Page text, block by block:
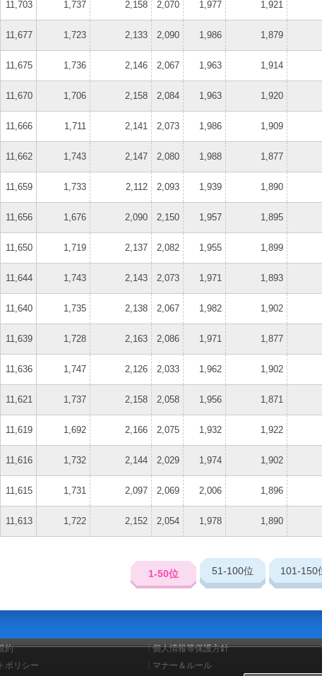
11,703 1,737 2,158 2,070 1,977 1,921
11,677 1,723 2,133 2,090 1,986 1,879
11,675 1,736 2,146 2,067 1,963 1,914
11,670 1,706 2,158 2,084 1,963 1,920
11,666 1,711 2,141 2,073 1,986 1,909
11,662 1,743 2,147 2,080 1,988 1,877
11,659 1,733 2,112 2,093 1,939 1,890
11,656 1,676 2,090 2,150 1,957 1,895
11,650 1,719 2,137 2,082 1,955 1,899
11,644 1,743 2,143 2,073 1,971 1,893
11,640 1,735 2,138 2,067 1,982 1,902
11,639 1,728 2,163 2,086 1,971 1,877
11,636 1,747 2,126 2,033 1,962 1,902
11,621 1,737 2,158 2,058 1,956 1,871
11,619 1,692 2,166 2,075 1,932 1,922
11,616 1,732 2,144 2,029 1,974 1,902
11,615 1,731 2,097 2,069 2,006 1,896
11,613 1,722 2,152 2,054 1,978 1,890
1-50位 51-100位 101-150
約 個人情報等保護方針
ポリシー マナー＆ルール